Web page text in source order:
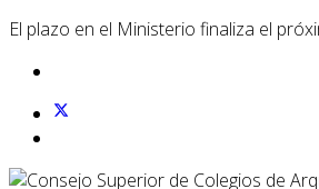
El plazo en el Ministerio finaliza el